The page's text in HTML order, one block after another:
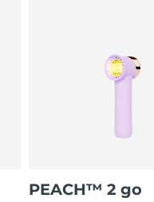
PEACH™ 2 go